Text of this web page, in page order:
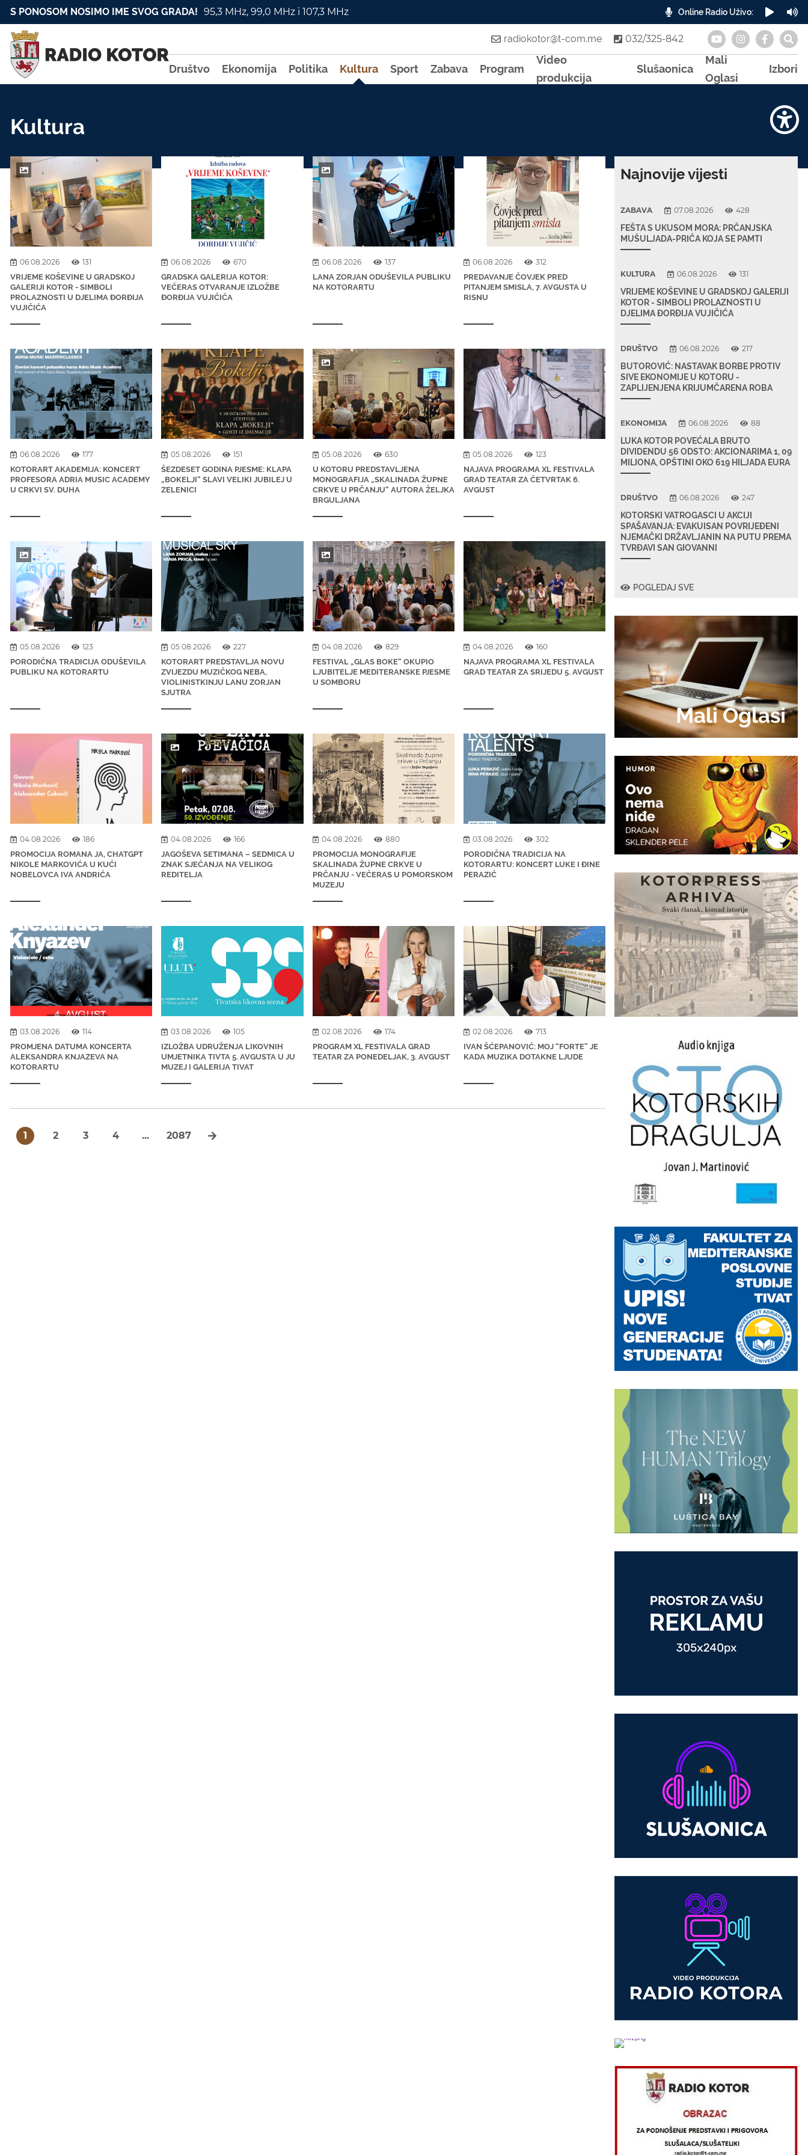
S PONOSOM NOSIMO IME SVOG GRADA! 95,3 MHz, 99,0 MHz i 107,3 MHz Online Radio Uživo:
radiokotor@t-com.me 032/325-842
Društvo Ekonomija Politika Kultura Sport Zabava Program
Video
produkcija
Slušaonica
Mali
Oglasi
Izbori
Kultura
06.08.2026
131
VRIJEME KOŠEVINE U GRADSKOJ
GALERIJI KOTOR - SIMBOLI
PROLAZNOSTI U DJELIMA ĐORĐIJA
VUJIČIĆA
06.08.2026
670
GRADSKA GALERIJA KOTOR:
VEČERAS OTVARANJE IZLOŽBE
ĐORĐIJA VUJIČIĆA
06.08.2026
137
LANA ZORJAN ODUŠEVILA PUBLIKU
NA KOTORARTU
06.08.2026
312
PREDAVANJE ČOVJEK PRED
PITANJEM SMISLA, 7. AVGUSTA U
RISNU
06.08.2026
177
KOTORART AKADEMIJA: KONCERT
PROFESORA ADRIA MUSIC ACADEMY
U CRKVI SV. DUHA
05.08.2026
151
ŠEZDESET GODINA PJESME: KLAPA
„BOKELJI“ SLAVI VELIKI JUBILEJ U
ZELENICI
05.08.2026
630
U KOTORU PREDSTAVLJENA
MONOGRAFIJA „SKALINADA ŽUPNE
CRKVE U PRČANJU“ AUTORA ŽELJKA
BRGULJANA
05.08.2026
123
NAJAVA PROGRAMA XL FESTIVALA
GRAD TEATAR ZA ČETVRTAK 6.
AVGUST
05.08.2026
123
PORODIČNA TRADICIJA ODUŠEVILA
PUBLIKU NA KOTORARTU
05.08.2026
227
KOTORART PREDSTAVLJA NOVU
ZVIJEZDU MUZIČKOG NEBA,
VIOLINISTKINJU LANU ZORJAN
SJUTRA
04.08.2026
829
FESTIVAL „GLAS BOKE“ OKUPIO
LJUBITELJE MEDITERANSKE PJESME
U SOMBORU
04.08.2026
160
NAJAVA PROGRAMA XL FESTIVALA
GRAD TEATAR ZA SRIJEDU 5. AVGUST
04.08.2026
186
PROMOCIJA ROMANA JA, CHATGPT
NIKOLE MARKOVIĆA U KUĆI
NOBELOVCA IVA ANDRIĆA
04.08.2026
166
JAGOŠEVA SETIMANA – SEDMICA U
ZNAK SJEĆANJA NA VELIKOG
REDITELJA
04.08.2026
880
PROMOCIJA MONOGRAFIJE
SKALINADA ŽUPNE CRKVE U
PRČANJU - VEČERAS U POMORSKOM
MUZEJU
03.08.2026
302
PORODIČNA TRADICIJA NA
KOTORARTU: KONCERT LUKE I ĐINE
PERAZIĆ
03.08.2026
114
PROMJENA DATUMA KONCERTA
ALEKSANDRA KNJAZEVA NA
KOTORARTU
03.08.2026
105
IZLOŽBA UDRUŽENJA LIKOVNIH
UMJETNIKA TIVTA 5. AVGUSTA U JU
MUZEJ I GALERIJA TIVAT
02.08.2026
174
PROGRAM XL FESTIVALA GRAD
TEATAR ZA PONEDELJAK, 3. AVGUST
02.08.2026
713
IVAN ŠĆEPANOVIĆ: MOJ “FORTE” JE
KADA MUZIKA DOTAKNE LJUDE
1 2 3 4 ... 2087
Najnovije vijesti
ZABAVA 07.08.2026 428
FEŠTA S UKUSOM MORA: PRČANJSKA
MUŠULJADA-PRIČA KOJA SE PAMTI
KULTURA 06.08.2026 131
VRIJEME KOŠEVINE U GRADSKOJ GALERIJI
KOTOR - SIMBOLI PROLAZNOSTI U
DJELIMA ĐORĐIJA VUJIČIĆA
DRUŠTVO 06.08.2026 217
BUTOROVIĆ: NASTAVAK BORBE PROTIV
SIVE EKONOMIJE U KOTORU -
ZAPLIJENJENA KRIJUMČARENA ROBA
EKONOMIJA 06.08.2026 88
LUKA KOTOR POVEĆALA BRUTO
DIVIDENDU 56 ODSTO: AKCIONARIMA 1, 09
MILIONA, OPŠTINI OKO 619 HILJADA EURA
DRUŠTVO 06.08.2026 247
KOTORSKI VATROGASCI U AKCIJI
SPAŠAVANJA: EVAKUISAN POVRIJEĐENI
NJEMAČKI DRŽAVLJANIN NA PUTU PREMA
TVRĐAVI SAN GIOVANNI
POGLEDAJ SVE
Mali Oglasi